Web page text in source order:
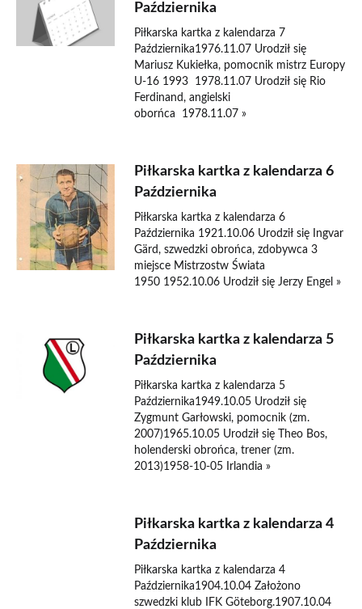
Października
Piłkarska kartka z kalendarza 7
Października1976.11.07 Urodził się
Mariusz Kukiełka, pomocnik mistrz Europy
U-16 1993 1978.11.07 Urodził się Rio
Ferdinand, angielski
oborńca 1978.11.07 »
Piłkarska kartka z kalendarza 6
Października
Piłkarska kartka z kalendarza 6
Października 1921.10.06 Urodził się Ingvar
Gärd, szwedzki obrońca, zdobywca 3
miejsce Mistrzostw Świata
1950 1952.10.06 Urodził się Jerzy Engel »
Piłkarska kartka z kalendarza 5
Października
Piłkarska kartka z kalendarza 5
Października1949.10.05 Urodził się
Zygmunt Garłowski, pomocnik (zm.
2007)1965.10.05 Urodził się Theo Bos,
holenderski obrońca, trener (zm.
2013)1958-10-05 Irlandia »
Piłkarska kartka z kalendarza 4
Października
Piłkarska kartka z kalendarza 4
Października1904.10.04 Założono
szwedzki klub IFK Göteborg.1907.10.04